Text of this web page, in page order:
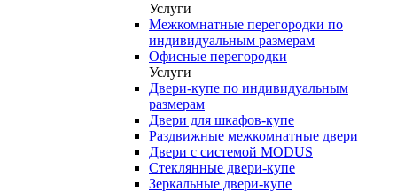
Услуги
Межкомнатные перегородки по
индивидуальным размерам
Офисные перегородки
Услуги
Двери-купе по индивидуальным
размерам
Двери для шкафов-купе
Раздвижные межкомнатные двери
Двери с системой MODUS
Стеклянные двери-купе
Зеркальные двери-купе